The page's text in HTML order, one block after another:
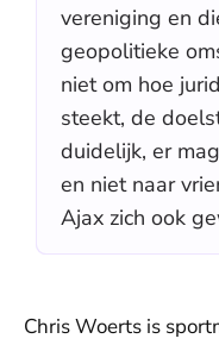
vereniging en
geopolitieke
niet om hoe
steekt, de
duidelijk, er
en niet naar
Ajax zich ook
Chris Woerts is